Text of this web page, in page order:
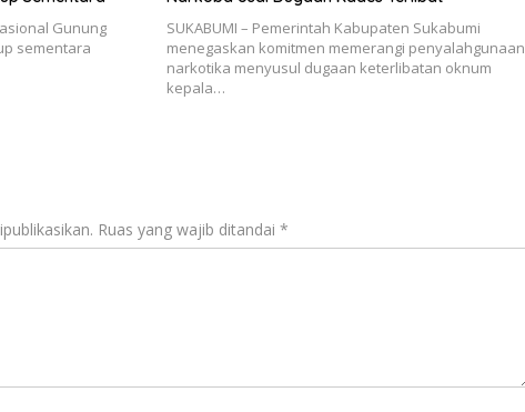
Gunung
sementara
SUKABUMI – Pemerintah Kabupaten Sukabumi
menegaskan komitmen memerangi penyalahgunaan
narkotika menyusul dugaan keterlibatan oknum
kepala…
Ruas yang wajib ditandai *